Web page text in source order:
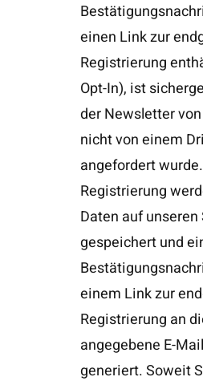
einen Link zur
Registrierung
Opt-In), ist
der Newsletter
nicht von einem
angefordert
Registrierung
Daten auf unseren
gespeichert und
einem Link zur
Registrierung an
angegebene E-
generiert. Soweit